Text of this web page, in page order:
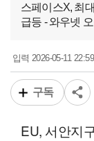
스페이스X, 최
급등 - 와우넷
입력2026-05-11 22:59
구독
EU, 서안지